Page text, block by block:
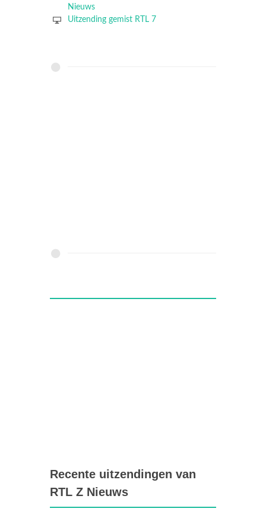
Nieuws
Uitzending gemist RTL 7
Recente uitzendingen van
RTL Z Nieuws